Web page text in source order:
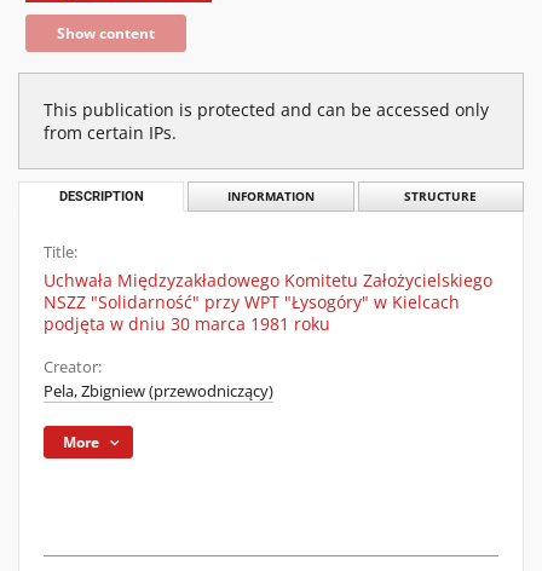
Show content
This publication is protected and can be accessed only
from certain IPs.
DESCRIPTION INFORMATION STRUCTURE
Title:
Uchwała Międzyzakładowego Komitetu Założycielskiego
NSZZ "Solidarność" przy WPT "Łysogóry" w Kielcach
podjęta w dniu 30 marca 1981 roku
Creator:
Pela, Zbigniew (przewodniczący)
More